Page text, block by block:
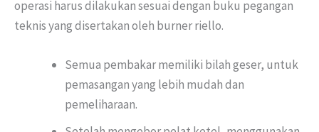
operasi harus dilakukan sesuai dengan buku pegangan
teknis yang disertakan oleh burner riello.
Semua pembakar memiliki bilah geser, untuk
pemasangan yang lebih mudah dan
pemeliharaan.